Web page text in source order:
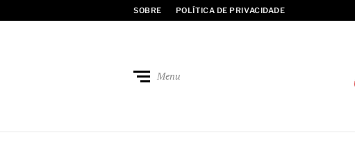
SOBRE POLÍTICA DE PRIVACIDADE
Menu